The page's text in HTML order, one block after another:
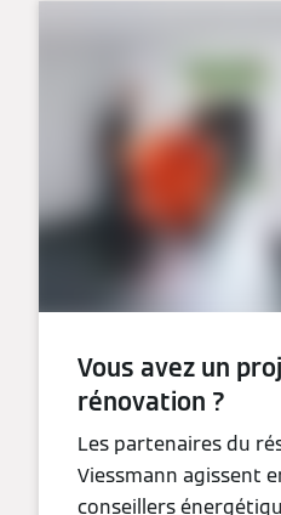
Vous avez un
rénovation ?
Les partenaires du
Viessmann agissent
conseillers